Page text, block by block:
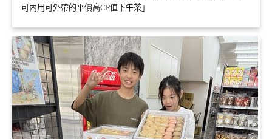
可內用可外帶的平價高CP值下午茶」